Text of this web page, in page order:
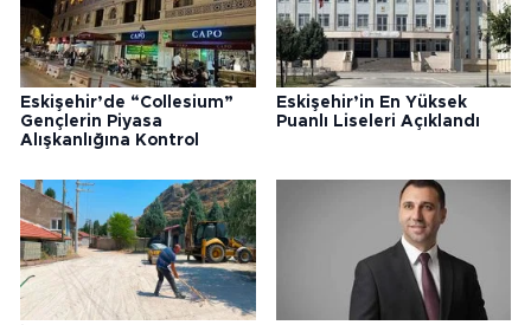
Eskişehir’de “Collesium”
Gençlerin Piyasa
Alışkanlığına Kontrol
Eskişehir’in En Yüksek
Puanlı Liseleri Açıklandı